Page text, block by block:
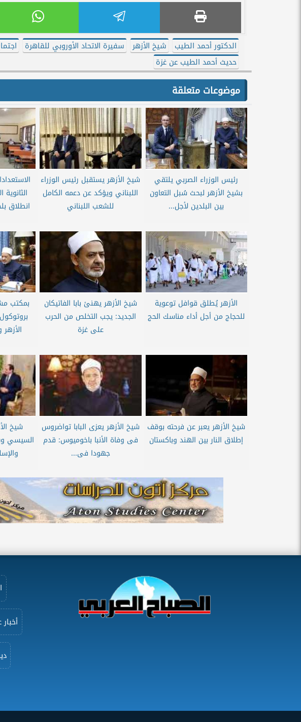
الدكتور أحمد الطيب شيخ الأزهر سفيرة الاتحاد الأوروبي للقاهرة
حديث أحمد الطيب عن غزة
موضوعات متعلقة
رئيس الوزراء الصربي يلتقي
بشيخ الأزهر لبحث سُبل التعاون
بين البلدين لأجل...
شيخ الأزهر يستقبل رئيس الوزراء
اللبناني ويؤكد عن دعمه الكامل
للشعب اللبناني
انطلاق
الأزهر يُطلق قوافل توعوية
للحجاج من أجل أداء مناسك الحج
شيخ الأزهر يهنئ بابا الفاتيكان
الجديد: يجب التخلص من الحرب
على غزة
بمكتب
شيخ الأزهر يعبر عن فرحته بوقف
إطلاق النار بين الهند وباكستان
شيخ الأزهر يعزى البابا تواضروس
فى وفاة الأنبا باخوميوس: قدم
جهودا فى...
شيخ
السيسي
أخبار